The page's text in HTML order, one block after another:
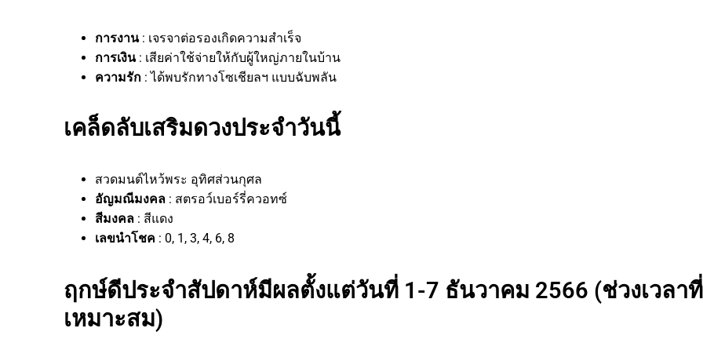
การงาน: เจรจาต่อรองเกิดความสำเร็จ
การเงิน: เสียค่าใช้จ่ายให้กับผู้ใหญ่ภายในบ้าน
ความรัก : ได้พบรักทางโซเชียลฯ แบบฉับพลัน
เคล็ดลับเสริมดวงประจำวันนี้
สวดมนต์ไหว้พระ อุทิศส่วนกุศล
อัญมณีมงคล : สตรอว์เบอร์รี่ควอทซ์
สีมงคล : สีแดง
เลขนำโชค : 0, 1, 3, 4, 6, 8
ฤกษ์ดีประจำสัปดาห์มีผลตั้งแต่วันที่ 1-7 ธันวาคม 2566 (ช่วงเวลาที่
เหมาะสม)